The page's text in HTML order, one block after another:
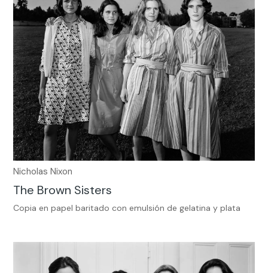
Nicholas Nixon
The Brown Sisters
Copia en papel baritado con emulsión de gelatina y plata